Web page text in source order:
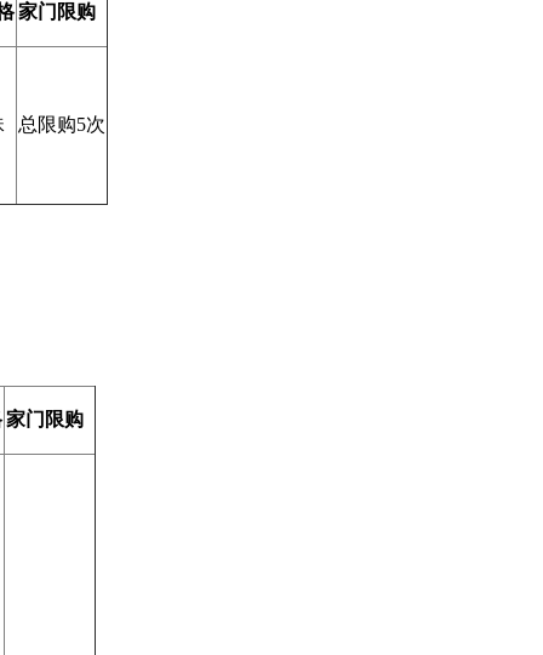
家门限购
总限购5次
家门限购